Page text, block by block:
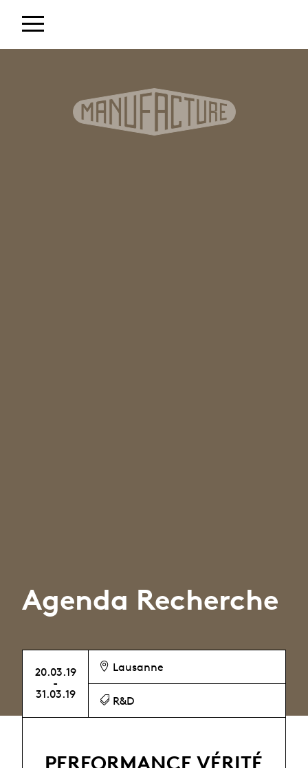
Agenda Recherche
20.03.19
-
31.03.19
Lausanne
R&D
PERFORMANCE VÉRITÉ